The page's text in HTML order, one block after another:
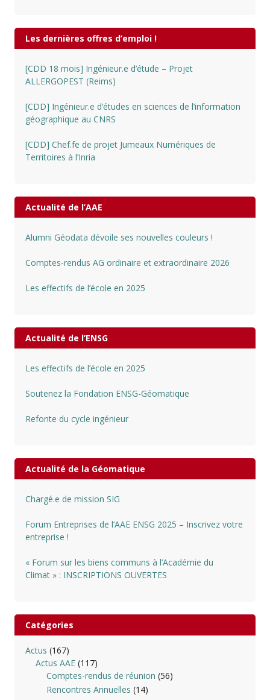
Les dernières offres d’emploi !
[CDD 18 mois] Ingénieur.e d’étude – Projet
ALLERGOPEST (Reims)
[CDD] Ingénieur.e d’études en sciences de l’information
géographique au CNRS
[CDD] Chef.fe de projet Jumeaux Numériques de
Territoires à l’Inria
Actualité de l’AAE
Alumni Géodata dévoile ses nouvelles couleurs !
Comptes-rendus AG ordinaire et extraordinaire 2026
Les effectifs de l’école en 2025
Actualité de l’ENSG
Les effectifs de l’école en 2025
Soutenez la Fondation ENSG-Géomatique
Refonte du cycle ingénieur
Actualité de la Géomatique
Chargé.e de mission SIG
Forum Entreprises de l’AAE ENSG 2025 – Inscrivez votre
entreprise !
« Forum sur les biens communs à l’Académie du
Climat » : INSCRIPTIONS OUVERTES
Catégories
Actus (167)
Actus AAE (117)
Comptes-rendus de réunion (56)
Rencontres Annuelles (14)